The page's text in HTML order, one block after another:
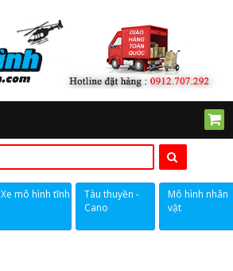
Xe mô hình tĩnh
Tàu thuyền -
Cano
Mô hình nhân
vật